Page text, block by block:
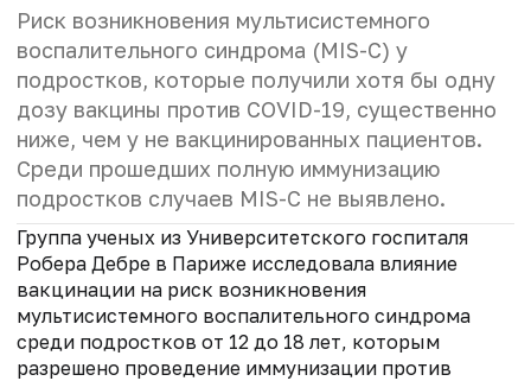
Риск возникновения мультисистемного
воспалительного синдрома (MIS-C) у
подростков, которые получили хотя бы одну
дозу вакцины против COVID-19, существенно
ниже, чем у не вакцинированных пациентов.
Среди прошедших полную иммунизацию
подростков случаев MIS-C не выявлено.
Группа ученых из Университетского госпиталя
Робера Дебре в Париже исследовала влияние
вакцинации на риск возникновения
мультисистемного воспалительного синдрома
среди подростков от 12 до 18 лет, которым
разрешено проведение иммунизации против